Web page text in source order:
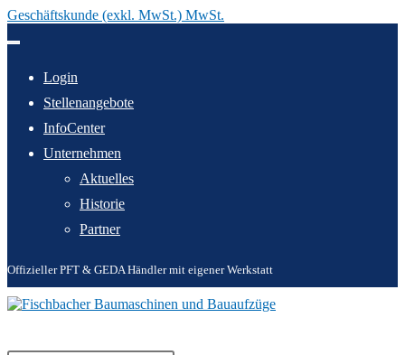
Geschäftskunde (exkl. MwSt.) MwSt.
Inhalt
Login
Stellenangebote
InfoCenter
Unternehmen
Aktuelles
Historie
Partner
Offizieller PFT & GEDA Händler mit eigener Werkstatt